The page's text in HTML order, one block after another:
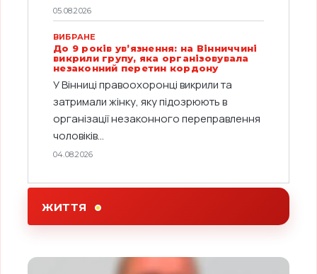
05.08.2026
ВИБРАНЕ
До 9 років ув’язнення: на Вінниччині
викрили групу, яка організовувала
незаконний перетин кордону
У Вінниці правоохоронці викрили та
затримали жінку, яку підозрюють в
організації незаконного переправлення
чоловіків...
04.08.2026
ЖИТТЯ